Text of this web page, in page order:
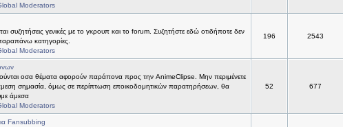
Moderators
συζητήσεις γενικές με το γκρουπ και το forum. Συζητήστε εδώ οτιδήποτε δεν
παραπάνω κατηγορίες.
Moderators
196 2543
οσα θέματα αφορούν παράπονα προς την AnimeClipse. Μην περιμένετε
σημασία, όμως σε περίπτωση εποικοδομητικών παρατηρήσεων, θα
άμεσα
Moderators
52 677
Fansubbing